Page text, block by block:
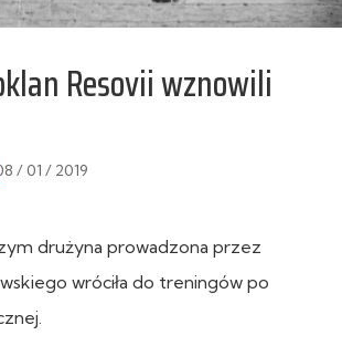
Resovii wznowili
/ 01 / 2019
drużyna prowadzona przez
wróciła do treningów po